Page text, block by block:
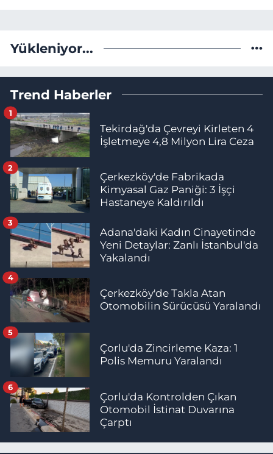
Yükleniyor...
Trend Haberler
Tekirdağ'da Çevreyi Kirleten 4
İşletmeye 4,8 Milyon Lira Ceza
1
Çerkezköy'de Fabrikada
Kimyasal Gaz Paniği: 3 İşçi
Hastaneye Kaldırıldı
2
Adana'daki Kadın Cinayetinde
Yeni Detaylar: Zanlı İstanbul'da
Yakalandı
3
Çerkezköy'de Takla Atan
Otomobilin Sürücüsü Yaralandı
4
Çorlu'da Zincirleme Kaza: 1
Polis Memuru Yaralandı
5
Çorlu'da Kontrolden Çıkan
Otomobil İstinat Duvarına
Çarptı
6